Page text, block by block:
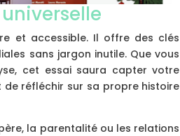
et accessible. Il offre des clés
sans jargon inutile. Que vous
cet essai saura capter votre
réfléchir sur sa propre histoire
la parentalité ou les relations